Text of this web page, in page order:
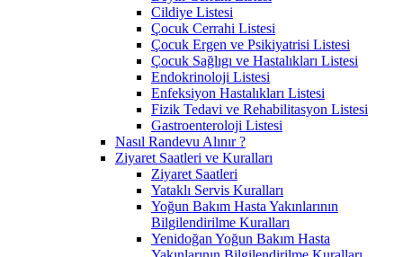
Cildiye Listesi
Çocuk Cerrahi Listesi
Çocuk Ergen ve Psikiyatrisi Listesi
Çocuk Sağlıgı ve Hastalıkları Listesi
Endokrinoloji Listesi
Enfeksiyon Hastalıkları Listesi
Fizik Tedavi ve Rehabilitasyon Listesi
Gastroenteroloji Listesi
Nasıl Randevu Alınır ?
Ziyaret Saatleri ve Kuralları
Ziyaret Saatleri
Yataklı Servis Kuralları
Yoğun Bakım Hasta Yakınlarının
Bilgilendirilme Kuralları
Yenidoğan Yoğun Bakım Hasta